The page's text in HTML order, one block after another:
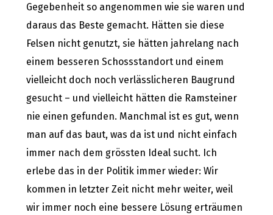
Gegebenheit so angenommen wie sie waren und
daraus das Beste gemacht. Hätten sie diese
Felsen nicht genutzt, sie hätten jahrelang nach
einem besseren Schossstandort und einem
vielleicht doch noch verlässlicheren Baugrund
gesucht – und vielleicht hätten die Ramsteiner
nie einen gefunden. Manchmal ist es gut, wenn
man auf das baut, was da ist und nicht einfach
immer nach dem grössten Ideal sucht. Ich
erlebe das in der Politik immer wieder: Wir
kommen in letzter Zeit nicht mehr weiter, weil
wir immer noch eine bessere Lösung erträumen